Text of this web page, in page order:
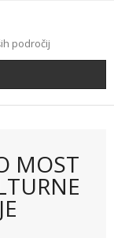
področij
MOST